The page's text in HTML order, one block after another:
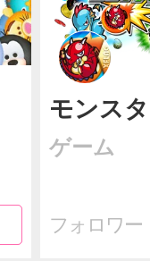
モンス
ゲーム
フォロワー